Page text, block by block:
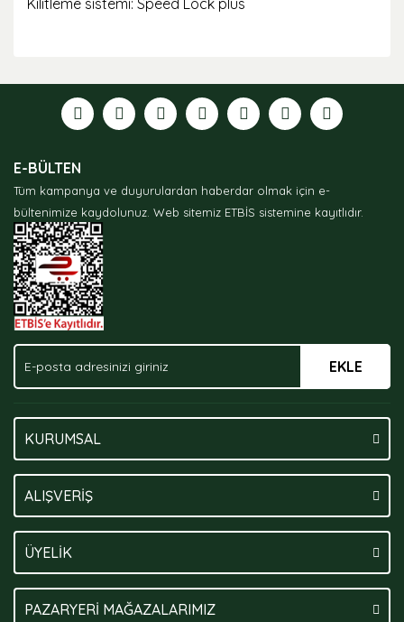
Kilitleme sistemi: Speed ​​Lock plus
formunu kullanarak tarafımıza iletebilirsiniz.
Görüş ve önerileriniz için teşekkür ederiz.
Ürün açıklamasında eksik bilgiler bulunuyor.
Ürün bilgilerinde hatalar bulunuyor.
Ürün fiyatı diğer sitelerden daha pahalı.
Bu ürüne benzer farklı alternatifler olmalı.
E-BÜLTEN
Tüm kampanya ve duyurulardan haberdar olmak için e-
bültenimize kaydolunuz. Web sitemiz ETBİS sistemine kayıtlıdır.
EKLE
KURUMSAL
ALIŞVERİŞ
ÜYELİK
PAZARYERİ MAĞAZALARIMIZ